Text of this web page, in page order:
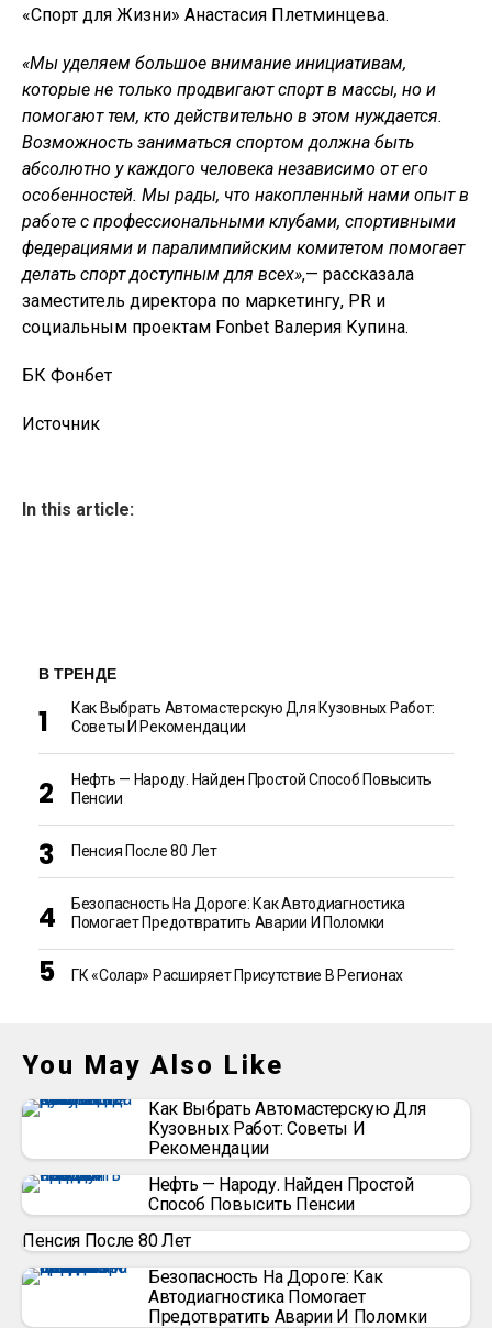
«Спорт для Жизни» Анастасия Плетминцева.
«Мы уделяем большое внимание инициативам,
которые не только продвигают спорт в массы, но и
помогают тем, кто действительно в этом нуждается.
Возможность заниматься спортом должна быть
абсолютно у каждого человека независимо от его
особенностей. Мы рады, что накопленный нами опыт в
работе с профессиональными клубами, спортивными
федерациями и паралимпийским комитетом помогает
делать спорт доступным для всех»,— рассказала
заместитель директора по маркетингу, PR и
социальным проектам Fonbet Валерия Купина.
БК Фонбет
Источник
In this article:
В ТРЕНДЕ
Как Выбрать Автомастерскую Для Кузовных Работ:
Советы И Рекомендации
Нефть — Народу. Найден Простой Способ Повысить
Пенсии
Пенсия После 80 Лет
Безопасность На Дороге: Как Автодиагностика
Помогает Предотвратить Аварии И Поломки
ГК «Солар» Расширяет Присутствие В Регионах
You May Also Like
Как Выбрать Автомастерскую Для
Кузовных Работ: Советы И
Рекомендации
Нефть — Народу. Найден Простой
Способ Повысить Пенсии
Пенсия После 80 Лет
Безопасность На Дороге: Как
Автодиагностика Помогает
Предотвратить Аварии И Поломки